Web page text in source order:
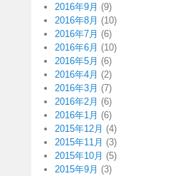
2016年9月 (9)
2016年8月 (10)
2016年7月 (6)
2016年6月 (10)
2016年5月 (6)
2016年4月 (2)
2016年3月 (7)
2016年2月 (6)
2016年1月 (6)
2015年12月 (4)
2015年11月 (3)
2015年10月 (5)
2015年9月 (3)